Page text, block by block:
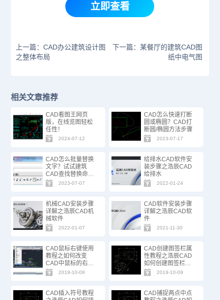
立即查看
上一篇：CAD办公建筑设计图
之整体布局
下一篇：某餐厅的建筑CAD图
纸中电气图
相关文章推荐
CAD看图王网页
版，在线览图轻松
任性！
2024-07-12
CAD怎么快速打断
圆或椭圆？CAD打
断圆/椭圆方法步骤
2023-07-17
CAD怎么批量替换
文字？试试建筑
CAD查找替换命
令！
2023-07-07
给排水CAD软件安
装步骤之浩辰CAD
给排水
2022-01-24
机械CAD安装步骤
详解之浩辰CAD机
械软件
2022-01-07
CAD软件安装步骤
详解之浩辰CAD软
件
2021-11-30
CAD鼠标右键使用
教程之如何改变
CAD中鼠标的右键
使用
2019-10-09
CAD创建图签栏属
性教程之浩辰CAD
如何创建图签栏属
性文字2019-10-09
CAD插入符号教程
CAD捕捉两点中点